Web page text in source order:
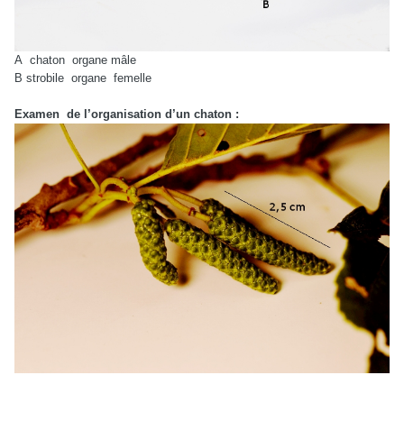
A chaton organe mâle
B strobile organe femelle
Examen de l’organisation d’un chaton :